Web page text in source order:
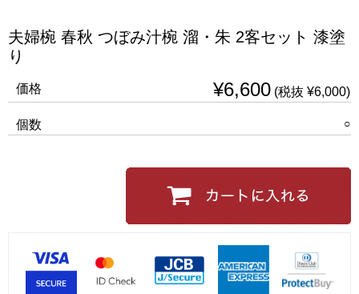
夫婦椀 春秋 つぼみ汁椀 溜・朱 2客セット 漆塗
り
価格 ¥6,600 (税抜 ¥6,000)
個数 ○